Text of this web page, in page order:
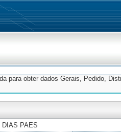
para obter dados Gerais, Pedido,
DIAS PAES